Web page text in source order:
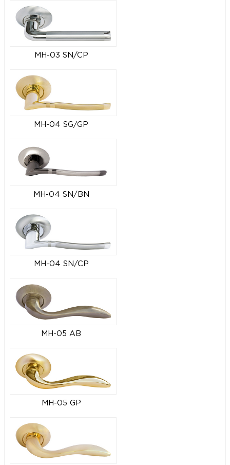
MH-03 SN/CP
MH-04 SG/GP
MH-04 SN/BN
MH-04 SN/CP
MH-05 AB
MH-05 GP